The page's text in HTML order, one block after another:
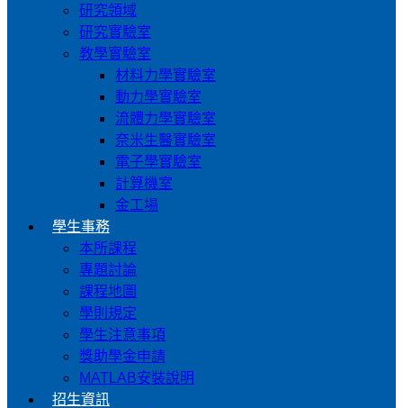
研究領域
研究實驗室
教學實驗室
材料力學實驗室
動力學實驗室
流體力學實驗室
奈米生醫實驗室
電子學實驗室
計算機室
金工場
學生事務
本所課程
專題討論
課程地圖
學則規定
學生注意事項
獎助學金申請
MATLAB安裝說明
招生資訊